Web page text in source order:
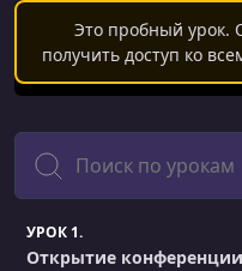
Это пробный урок.
получить доступ ко
Поиск
УРОК 1.
Открытие